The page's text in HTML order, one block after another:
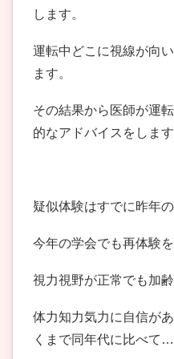
します。
運転中どこに視線が向
ます。
その結果から医師が運
的なアドバイスをします
疑似体験はすでに昨年
今年の学会でも再体験
視力視野が正常でも加
体力知力気力に自信が
くまで同年代に比べて…